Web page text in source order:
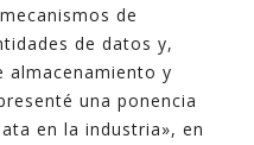
de
de datos y,
almacenamiento y
una ponencia
en la industria», en